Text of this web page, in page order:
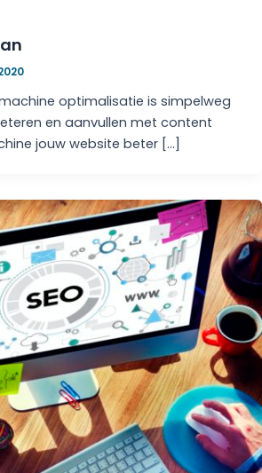
optimalisatie is simpelweg
en aanvullen met content
jouw website beter […]